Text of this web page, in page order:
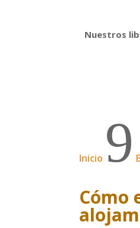
Nuestros
Inicio 9
Cómo